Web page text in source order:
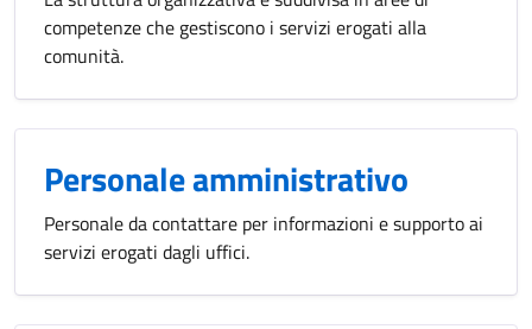
competenze che gestiscono i servizi erogati alla
comunità.
Personale amministrativo
Personale da contattare per informazioni e supporto ai
servizi erogati dagli uffici.